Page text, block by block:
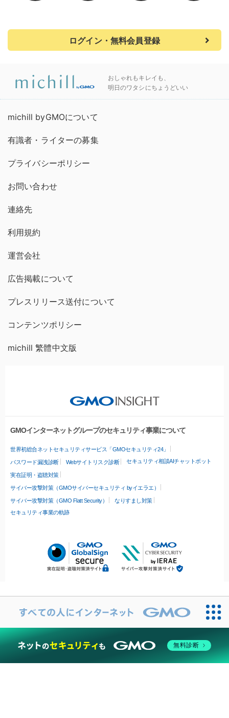
ログイン・無料会員登録
おしゃれもキレイも、
明日のワタシにちょうどいい
michill byGMOについて
有識者・ライターの募集
プライバシーポリシー
お問い合わせ
連絡先
利用規約
運営会社
広告掲載について
プレスリリース送付について
コンテンツポリシー
michill 繁體中文版
GMOインターネットグループのセキュリティ事業について
世界初総合ネットセキュリティサービス「GMOセキュリティ24」
パスワード漏洩診断 Webサイトリスク診断 セキュリティ相談AIチャットボット
実在証明・盗聴対策
サイバー攻撃対策（GMOサイバーセキュリティ byイエラエ）
サイバー攻撃対策（GMO Flatt Security）
なりすまし対策
セキュリティ事業の軌跡
無料診断